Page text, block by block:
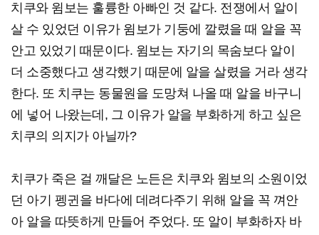
치쿠와 윔보는 훌륭한 아빠인 것 같다. 전쟁에서 알이
살 수 있었던 이유가 윔보가 기둥에 깔렸을 때 알을 꼭
안고 있었기 때문이다. 윔보는 자기의 목숨보다 알이
더 소중했다고 생각했기 때문에 알을 살렸을 거라 생각
한다. 또 치쿠는 동물원을 도망쳐 나올 때 알을 바구니
에 넣어 나왔는데, 그 이유가 알을 부화하게 하고 싶은
치쿠의 의지가 아닐까?
치쿠가 죽은 걸 깨달은 노든은 치쿠와 윔보의 소원이었
던 아기 펭귄을 바다에 데려다주기 위해 알을 꼭 껴안
아 알을 따뜻하게 만들어 주었다. 또 알이 부화하자 바